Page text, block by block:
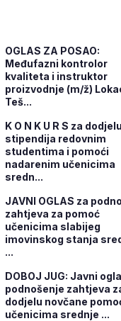
OGLAS ZA POSAO:
Međufazni kontrolor
kvaliteta i instruktor
proizvodnje (m/ž)
Teš...
K O N K U R S za dodjelu
stipendija redovnim
studentima i pomoći
nadarenim učenicima
sredn...
JAVNI OGLAS za
zahtjeva za pomoć
učenicima slabijeg
imovinskog stanja
...
DOBOJ JUG: Javni
podnošenje zahtjeva
dodjelu novčane
učenicima srednje ...